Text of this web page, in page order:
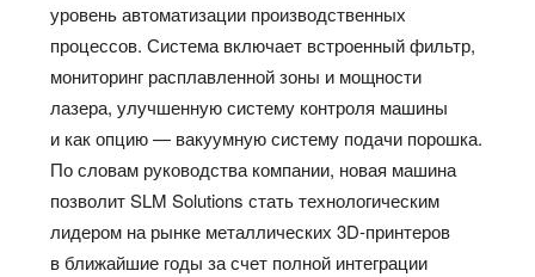
уровень автоматизации производственных
процессов. Система включает встроенный фильтр,
мониторинг расплавленной зоны и мощности
лазера, улучшенную систему контроля машины
и как опцию — вакуумную систему подачи порошка.
По словам руководства компании, новая машина
позволит SLM Solutions стать технологическим
лидером на рынке металлических 3D-принтеров
в ближайшие годы за счет полной интеграции